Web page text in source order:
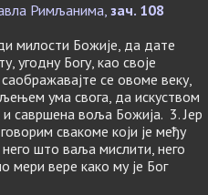
Римљанима, зач. 108
милости Божије, да дате
угодну Богу, као своје
се овоме веку,
ума свога, да искуством
савршена воља Божија. 3. Јер
свакоме који је међу
што ваља мислити, него
мери вере како му је Бог